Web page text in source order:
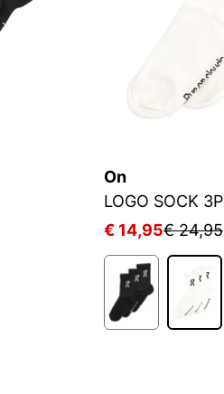
On
LOGO SOCK 3P
€ 14,95€ 24,95